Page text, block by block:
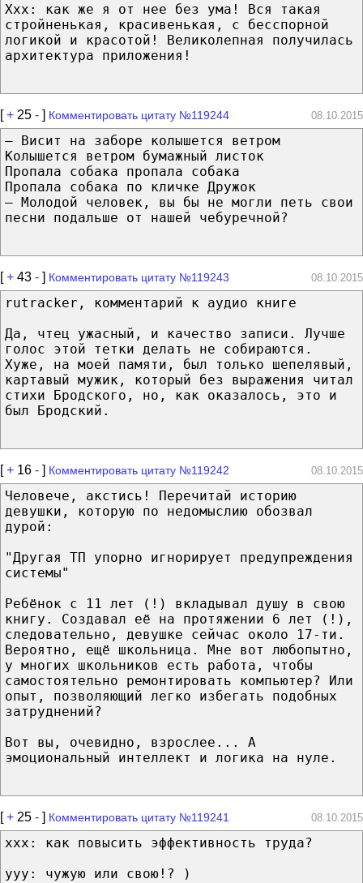
Xxx: как же я от нее без ума! Вся такая
стройненькая, красивенькая, с бесспорной
логикой и красотой! Великолепная получилась
архитектура приложения!
[+ 25 - ] Комментировать цитату №119244 08.10.2015
— Висит на заборе колышется ветром
Колышется ветром бумажный листок
Пропала собака пропала собака
Пропала собака по кличке Дружок
— Молодой человек, вы бы не могли петь свои
песни подальше от нашей чебуречной?
[+ 43 - ] Комментировать цитату №119243 08.10.2015
rutracker, комментарий к аудио книге
Да, чтец ужасный, и качество записи. Лучше
голос этой тетки делать не собираются.
Хуже, на моей памяти, был только шепелявый,
картавый мужик, который без выражения читал
стихи Бродского, но, как оказалось, это и
был Бродский.
[+ 16 - ] Комментировать цитату №119242 08.10.2015
Человече, акстись! Перечитай историю
девушки, которую по недомыслию обозвал
дурой:
"Другая ТП упорно игнорирует предупреждения
системы"
Ребёнок с 11 лет (!) вкладывал душу в свою
книгу. Создавал её на протяжении 6 лет (!),
следовательно, девушке сейчас около 17-ти.
Вероятно, ещё школьница. Мне вот любопытно,
у многих школьников есть работа, чтобы
самостоятельно ремонтировать компьютер? Или
опыт, позволяющий легко избегать подобных
затруднений?
Вот вы, очевидно, взрослее... А
эмоциональный интеллект и логика на нуле.
[+ 25 - ] Комментировать цитату №119241 08.10.2015
xxx: как повысить эффективность труда?
yyy: чужую или свою!? )